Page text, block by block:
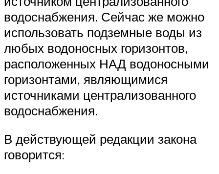
водоснабжения. Сейчас же можно
использовать подземные воды из
любых водоносных горизонтов,
расположенных НАД водоносными
горизонтами, являющимися
источниками централизованного
водоснабжения.
В действующей редакции закона
говорится: